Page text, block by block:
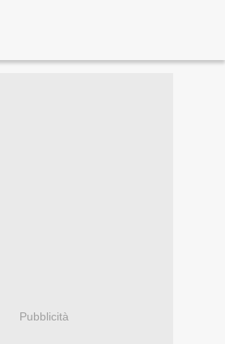
Pubblicità